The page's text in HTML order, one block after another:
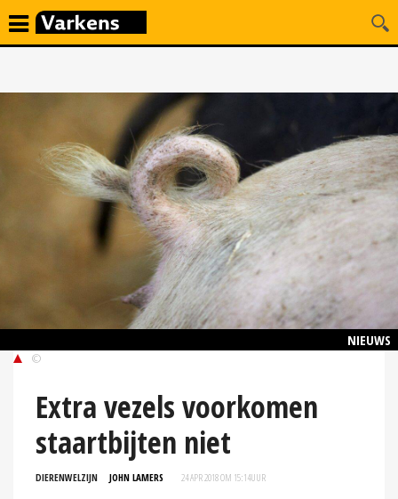
NIEUWS
©
Extra vezels voorkomen
staartbijten niet
DIERENWELZIJN JOHN LAMERS 24 APR 2018 OM 15:14UUR